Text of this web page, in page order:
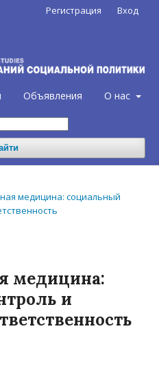
Объявления О нас
Регистрация Вход
медицина: социальный
медицина:
и